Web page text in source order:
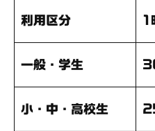
利用区分 1
一般・学生
小・中・高校生